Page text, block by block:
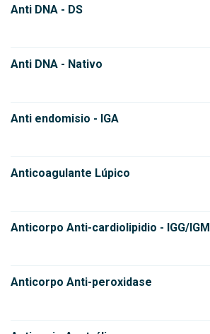
Anti DNA - DS
Anti DNA - Nativo
Anti endomisio - IGA
Anticoagulante Lúpico
Anticorpo Anti-cardiolipidio - IGG/IGM
Anticorpo Anti-peroxidase